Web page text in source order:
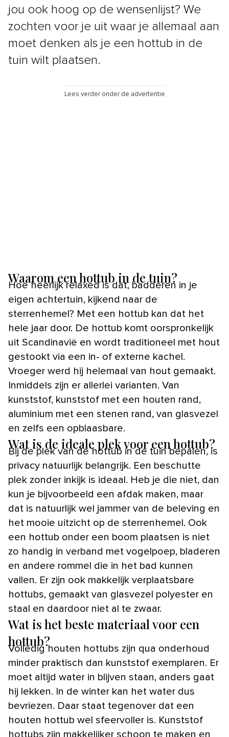
jou ook hoog op de wensenlijst? We
zochten voor je uit waar je allemaal aan
moet denken als je een hottub in de
tuin wilt plaatsen.
Lees verder onder de advertentie
Waarom een hottub in de tuin?
Hoe heerlijk relaxed is dat, badderen in je
eigen achtertuin, kijkend naar de
sterrenhemel? Met een hottub kan dat het
hele jaar door. De hottub komt oorspronkelijk
uit Scandinavië en wordt traditioneel met hout
gestookt via een in- of externe kachel.
Vroeger werd hij helemaal van hout gemaakt.
Inmiddels zijn er allerlei varianten. Van
kunststof, kunststof met een houten rand,
aluminium met een stenen rand, van glasvezel
en zelfs een opblaasbare.
Wat is de ideale plek voor een hottub?
Bij de plek van de hottub in de tuin bepalen, is
privacy natuurlijk belangrijk. Een beschutte
plek zonder inkijk is ideaal. Heb je die niet, dan
kun je bijvoorbeeld een afdak maken, maar
dat is natuurlijk wel jammer van de beleving en
het mooie uitzicht op de sterrenhemel. Ook
een hottub onder een boom plaatsen is niet
zo handig in verband met vogelpoep, bladeren
en andere rommel die in het bad kunnen
vallen. Er zijn ook makkelijk verplaatsbare
hottubs, gemaakt van glasvezel polyester en
staal en daardoor niet al te zwaar.
Wat is het beste materiaal voor een
hottub?
Volledig houten hottubs zijn qua onderhoud
minder praktisch dan kunststof exemplaren. Er
moet altijd water in blijven staan, anders gaat
hij lekken. In de winter kan het water dus
bevriezen. Daar staat tegenover dat een
houten hottub wel sfeervoller is. Kunststof
hottubs zijn makkelijker schoon te maken en